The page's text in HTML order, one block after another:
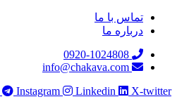
تماس با ما
درباره ما
0920-1024808
info@chakava.com
Instagram Linkedin X-twitter